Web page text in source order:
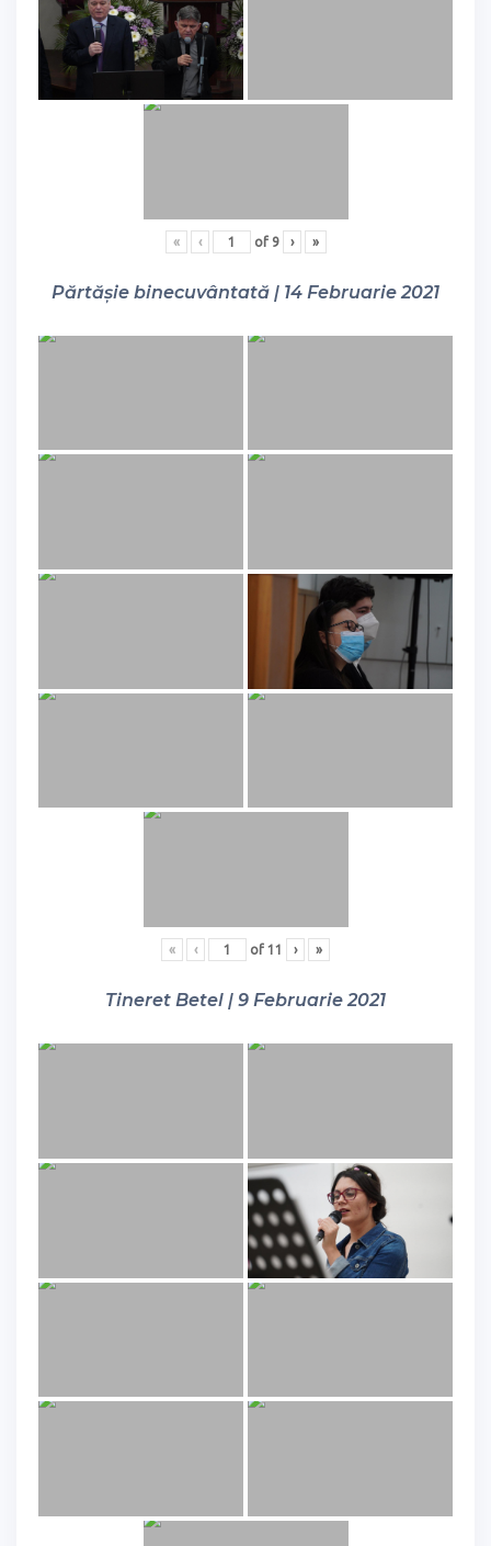
« ‹ of 9 › »
Părtășie binecuvântată | 14 Februarie 2021
« ‹ of 11 › »
Tineret Betel | 9 Februarie 2021